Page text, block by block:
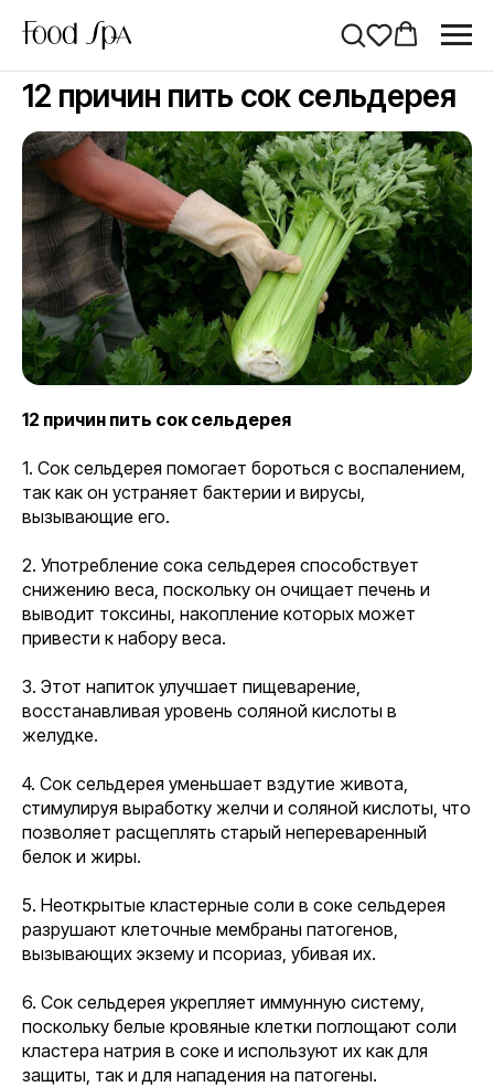
12 причин пить сок сельдерея
12 причин пить сок сельдерея
1. Сок сельдерея помогает бороться с воспалением,
так как он устраняет бактерии и вирусы,
вызывающие его.
2. Употребление сока сельдерея способствует
снижению веса, поскольку он очищает печень и
выводит токсины, накопление которых может
привести к набору веса.
3. Этот напиток улучшает пищеварение,
восстанавливая уровень соляной кислоты в
желудке.
4. Сок сельдерея уменьшает вздутие живота,
стимулируя выработку желчи и соляной кислоты, что
позволяет расщеплять старый непереваренный
белок и жиры.
5. Неоткрытые кластерные соли в соке сельдерея
разрушают клеточные мембраны патогенов,
вызывающих экзему и псориаз, убивая их.
6. Сок сельдерея укрепляет иммунную систему,
поскольку белые кровяные клетки поглощают соли
кластера натрия в соке и используют их как для
защиты, так и для нападения на патогены.